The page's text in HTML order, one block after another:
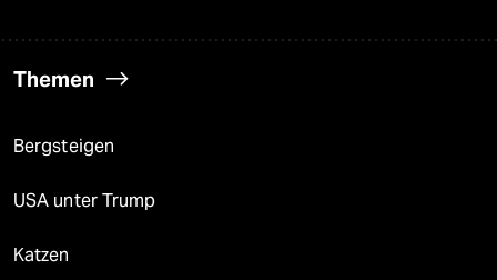
Themen
Bergsteigen
USA unter Trump
Katzen